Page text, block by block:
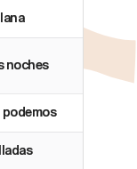
noches
podemos